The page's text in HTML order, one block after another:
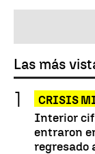
Las más
CRISIS
Interior
entraron
regresado